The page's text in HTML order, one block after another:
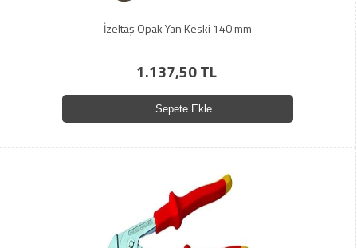
İzeltaş Opak Yan Keski 140 mm
1.137,50 TL
Sepete Ekle